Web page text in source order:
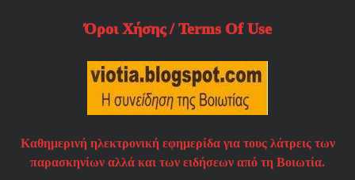
Όροι Χήσης / Terms Of Use
Καθημερινή ηλεκτρονική εφημερίδα για τους λάτρεις των
παρασκηνίων αλλά και των ειδήσεων από τη Βοιωτία.